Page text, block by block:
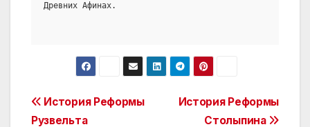
Древних Афинах.
Post
История Реформы
Столыпина
История Реформы
Рузвельта